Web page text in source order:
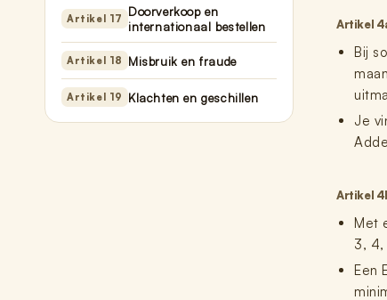
Artikel 17
Doorverkoop en
internationaal bestellen
Artikel 18 Misbruik en fraude
Artikel 19 Klachten en geschillen
Artikel
Bij
Je
Artikel
Met
3, 4,
Een